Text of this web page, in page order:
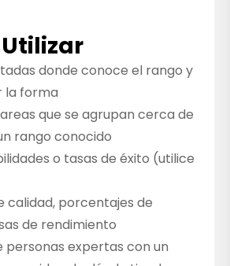
donde conoce el rango y
la forma
que se agrupan cerca de
rango conocido
o tasas de éxito (utilice
calidad, porcentajes de
de rendimiento
personas expertas con un